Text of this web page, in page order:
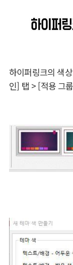
하이퍼링크의 색
인] 탭 > [적용 그